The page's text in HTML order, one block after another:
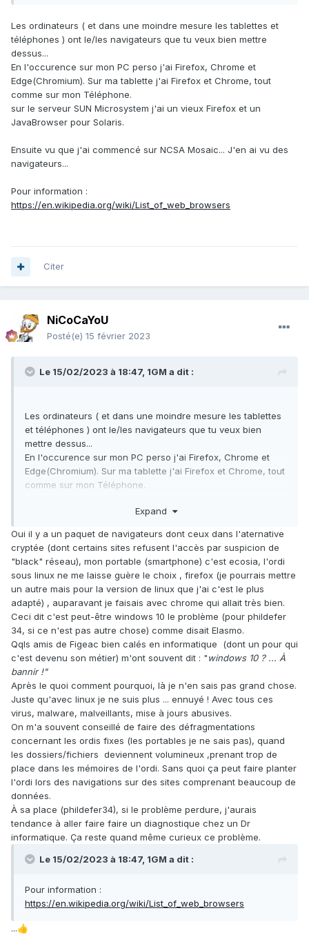
Les ordinateurs ( et dans une moindre mesure les tablettes et
téléphones ) ont le/les navigateurs que tu veux bien mettre
dessus...
En l'occurence sur mon PC perso j'ai Firefox, Chrome et
Edge(Chromium). Sur ma tablette j'ai Firefox et Chrome, tout
comme sur mon Téléphone.
sur le serveur SUN Microsystem j'ai un vieux Firefox et un
JavaBrowser pour Solaris.
Ensuite vu que j'ai commencé sur NCSA Mosaic... J'en ai vu des
navigateurs...
Pour information :
https://en.wikipedia.org/wiki/List_of_web_browsers
Citer
NiCoCaYoU
Posté(e) 15 février 2023
Le 15/02/2023 à 18:47, 1GM a dit :
Les ordinateurs ( et dans une moindre mesure les tablettes
et téléphones ) ont le/les navigateurs que tu veux bien
mettre dessus...
En l'occurence sur mon PC perso j'ai Firefox, Chrome et
Edge(Chromium). Sur ma tablette j'ai Firefox et Chrome, tout
comme sur mon Téléphone.
JavaBrowser pour Solaris.
Ensuite vu que j'ai commencé sur NCSA Mosaic... J'en ai vu
des navigateurs...
Pour information:
https://en.wikipedia.org/wiki/List_of_web_browsers
Expand
Oui il y a un paquet de navigateurs dont ceux dans l'aternative
cryptée (dont certains sites refusent l'accès par suspicion de
"black" réseau), mon portable (smartphone) c'est ecosia, l'ordi
sous linux ne me laisse guère le choix , firefox (je pourrais mettre
un autre mais pour la version de linux que j'ai c'est le plus
adapté) , auparavant je faisais avec chrome qui allait très bien.
Ceci dit c'est peut-être windows 10 le problème (pour phildefer
34, si ce n'est pas autre chose) comme disait Elasmo.
Qqls amis de Figeac bien calés en informatique (dont un pour qui
c'est devenu son métier) m'ont souvent dit : "windows 10 ? ... À
bannir !"
Après le quoi comment pourquoi, là je n'en sais pas grand chose.
Juste qu'avec linux je ne suis plus ... ennuyé ! Avec tous ces
virus, malware, malveillants, mise à jours abusives.
On m'a souvent conseillé de faire des défragmentations
concernant les ordis fixes (les portables je ne sais pas), quand
les dossiers/fichiers deviennent volumineux ,prenant trop de
place dans les mémoires de l'ordi. Sans quoi ça peut faire planter
l'ordi lors des navigations sur des sites comprenant beaucoup de
données.
À sa place (phildefer34), si le problème perdure, j'aurais
tendance à aller faire faire un diagnostique chez un Dr
informatique. Ça reste quand même curieux ce problème.
Le 15/02/2023 à 18:47, 1GM a dit :
Pour information :
https://en.wikipedia.org/wiki/List_of_web_browsers
...👍